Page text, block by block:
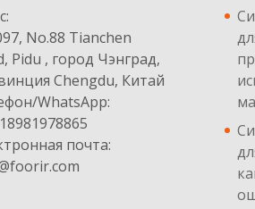
No.88 Tianchen
Pidu , город Чэнград,
Chengdu, Китай
WhatsApp:
почта: